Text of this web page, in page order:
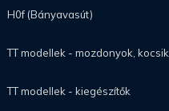
H0f (Bányavasút)
TT modellek - mozdonyok, kocsik
TT modellek - kiegészítők